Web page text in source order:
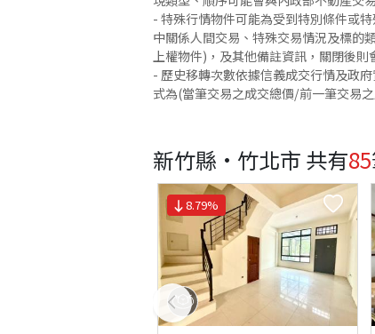
- 特殊行情物件可能為受到特別條件或
中關係人間交易、特殊交易情況及標的
上權物件)，及其他備註資訊，關閉後則
- 歷史移轉次數依據信義成交行情及政
式為(當筆交易之成交總價/前一筆交易
新竹縣·竹北市 共有85
8.79%